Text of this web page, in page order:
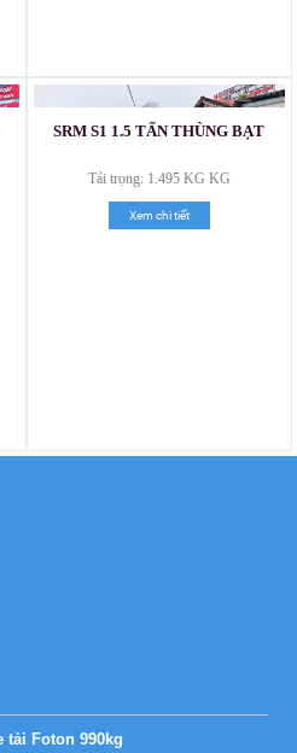
SRM S1 1.5 TẤN THÙNG BẠT
Tải trọng: 1.495 KG KG
Xem chi tiết
tải Foton 990kg